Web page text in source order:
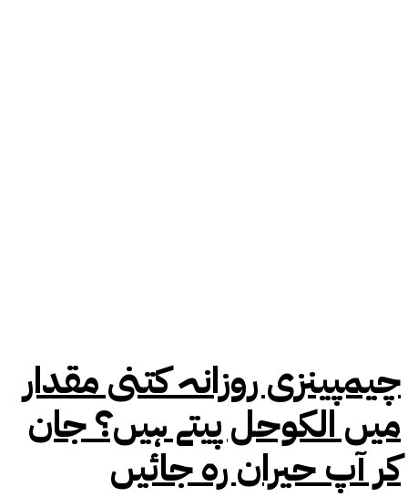
چیمپینزی روزانہ کتنی مقدار
میں الکوحل پیتے ہیں؟ جان
کر آپ حیران رہ جائیں